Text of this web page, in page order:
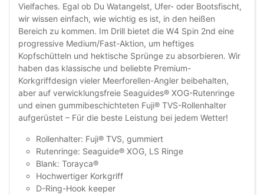
Vielfaches. Egal ob Du Watangelst, Ufer- oder Bootsfischt,
wir wissen einfach, wie wichtig es ist, in den heißen
Bereich zu kommen. Im Drill bietet die W4 Spin 2nd eine
progressive Medium/Fast-Aktion, um heftiges
Kopfschütteln und hektische Sprünge zu absorbieren. Wir
haben das klassische und beliebte Premium-
Korkgriffdesign vieler Meerforellen-Angler beibehalten,
aber auf verwicklungsfreie Seaguides® XOG-Rutenringe
und einen gummibeschichteten Fuji® TVS-Rollenhalter
aufgerüstet – Für die beste Leistung bei jedem Wetter!
Rollenhalter: Fuji® TVS, gummiert
Rutenringe: Seaguide® XOG, LS Ringe
Blank: Torayca®
Hochwertiger Korkgriff
D-Ring-Hook keeper